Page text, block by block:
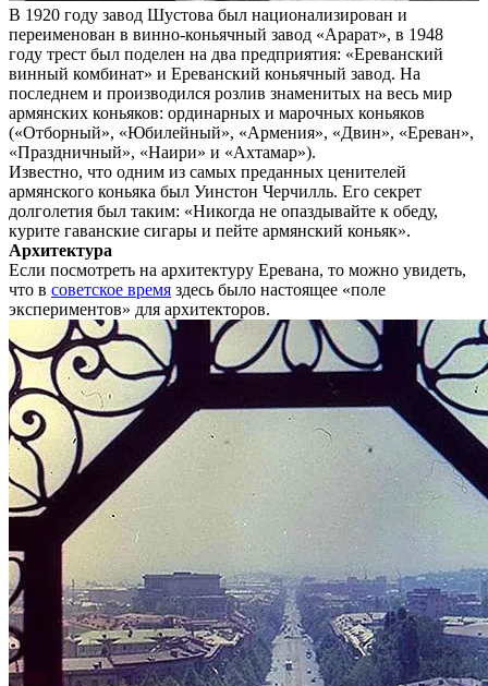
В 1920 году завод Шустова был национализирован и
переименован в винно-коньячный завод «Арарат», в 1948
году трест был поделен на два предприятия: «Ереванский
винный комбинат» и Ереванский коньячный завод. На
последнем и производился розлив знаменитых на весь мир
армянских коньяков: ординарных и марочных коньяков
(«Отборный», «Юбилейный», «Армения», «Двин», «Ереван»,
«Праздничный», «Наири» и «Ахтамар»).
Известно, что одним из самых преданных ценителей
армянского коньяка был Уинстон Черчилль. Его секрет
долголетия был таким: «Никогда не опаздывайте к обеду,
курите гаванские сигары и пейте армянский коньяк».
Архитектура
Если посмотреть на архитектуру Еревана, то можно увидеть,
что в советское время здесь было настоящее «поле
экспериментов» для архитекторов.